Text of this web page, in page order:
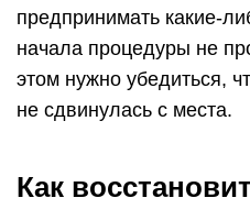
предпринимать какие-
начала процедуры не
этом нужно убедиться,
не сдвинулась с места.
Как